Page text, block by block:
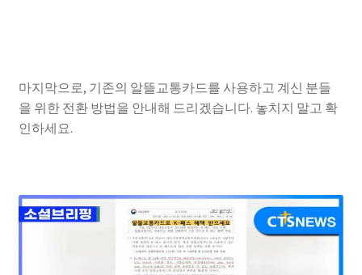
마지막으로, 기존의 알뜰교통카드를 사용하고 계신 분들
을 위한 전환 방법을 안내해 드리겠습니다. 놓치지 말고 확
인하세요.